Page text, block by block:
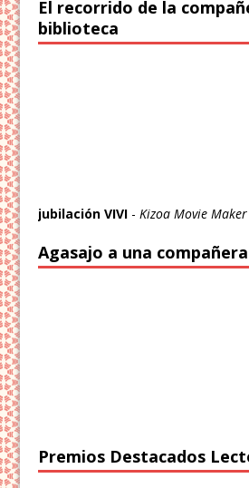
El recorrido de la
biblioteca
jubilación VIVI -Kizoa Movie Maker
Agasajo a una
Premios Destacados